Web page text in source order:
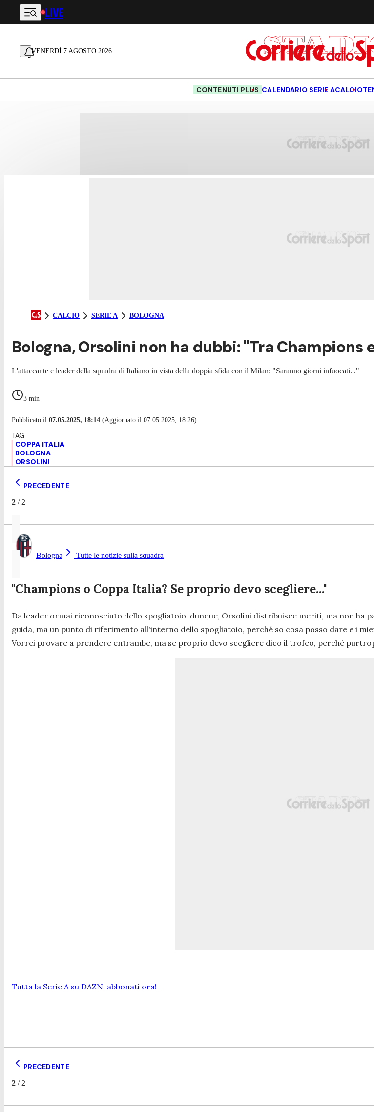
Vai al contenuto principale
LIVE
VENERDÌ 7 AGOSTO 2026
CONTENUTI PLUS CALENDARIO SERIE ACALCIO
CALCIO SERIE A BOLOGNA
Bologna, Orsolini non ha dubbi: "Tra
L'attaccante e leader della squadra di Italiano in vista della doppia sfida con il Milan: "Saranno giorni infuocati..."
3 min
Pubblicato il 07.05.2025, 18:14 (Aggiornato il 07.05.2025, 18:26)
COPPA ITALIA
BOLOGNA
ORSOLINI
PRECEDENTE
2 / 2
Bologna Tutte le notizie sulla squadra
"Champions o Coppa Italia? Se proprio devo scegliere..."
Da leader ormai riconosciuto dello spogliatoio, dunque, Orsolini distribuisce meriti, ma non ha
guida, ma un punto di riferimento all'interno dello spogliatoio, perché so cosa posso dare e i
Vorrei provare a prendere entrambe, ma se proprio devo scegliere dico il trofeo, perché
Tutta la Serie A su DAZN, abbonati ora!
PRECEDENTE
2 /2